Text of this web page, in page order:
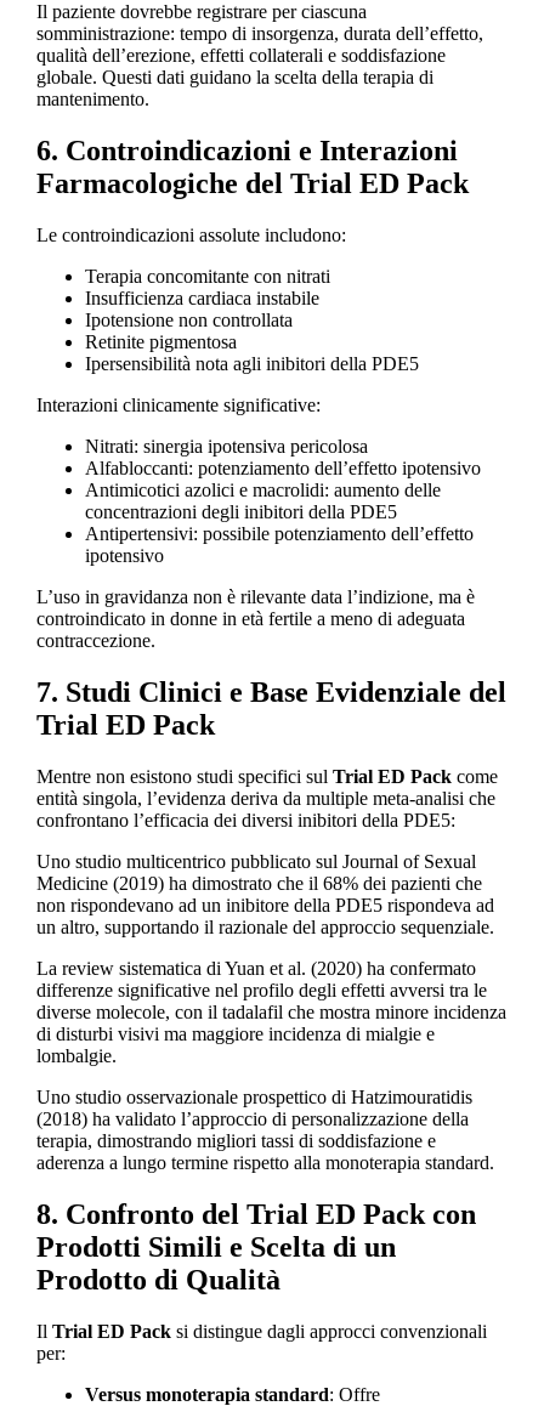
Il paziente dovrebbe registrare per ciascuna
somministrazione: tempo di insorgenza, durata dell’effetto,
qualità dell’erezione, effetti collaterali e soddisfazione
globale. Questi dati guidano la scelta della terapia di
mantenimento.
6. Controindicazioni e Interazioni
Farmacologiche del Trial ED Pack
Le controindicazioni assolute includono:
Terapia concomitante con nitrati
Insufficienza cardiaca instabile
Ipotensione non controllata
Retinite pigmentosa
Ipersensibilità nota agli inibitori della PDE5
Interazioni clinicamente significative:
Nitrati: sinergia ipotensiva pericolosa
Alfabloccanti: potenziamento dell’effetto ipotensivo
Antimicotici azolici e macrolidi: aumento delle
concentrazioni degli inibitori della PDE5
Antipertensivi: possibile potenziamento dell’effetto
ipotensivo
L’uso in gravidanza non è rilevante data l’indizione, ma è
controindicato in donne in età fertile a meno di adeguata
contraccezione.
7. Studi Clinici e Base Evidenziale del
Trial ED Pack
Mentre non esistono studi specifici sul Trial ED Packcome
entità singola, l’evidenza deriva da multiple meta-analisi che
confrontano l’efficacia dei diversi inibitori della PDE5:
Uno studio multicentrico pubblicato sul Journal of Sexual
Medicine (2019) ha dimostrato che il 68% dei pazienti che
non rispondevano ad un inibitore della PDE5 rispondeva ad
un altro, supportando il razionale del approccio sequenziale.
La review sistematica di Yuan et al. (2020) ha confermato
differenze significative nel profilo degli effetti avversi tra le
diverse molecole, con il tadalafil che mostra minore incidenza
di disturbi visivi ma maggiore incidenza di mialgie e
lombalgie.
Uno studio osservazionale prospettico di Hatzimouratidis
(2018) ha validato l’approccio di personalizzazione della
terapia, dimostrando migliori tassi di soddisfazione e
aderenza a lungo termine rispetto alla monoterapia standard.
8. Confronto del Trial ED Pack con
Prodotti Simili e Scelta di un
Prodotto di Qualità
Il Trial ED Packsi distingue dagli approcci convenzionali
per:
Versus monoterapia standard: Offre